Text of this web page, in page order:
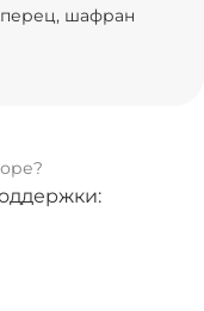
шафран